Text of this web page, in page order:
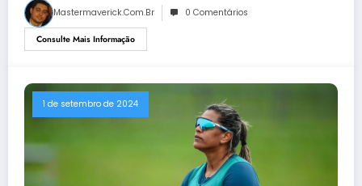
Mastermaverick.com.br 0 Comentários
Consulte Mais Informação
1 de setembro de 2024